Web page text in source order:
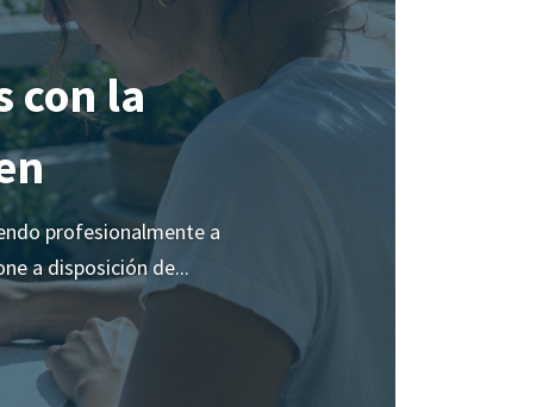
con la
profesionalmente a
a disposición de...